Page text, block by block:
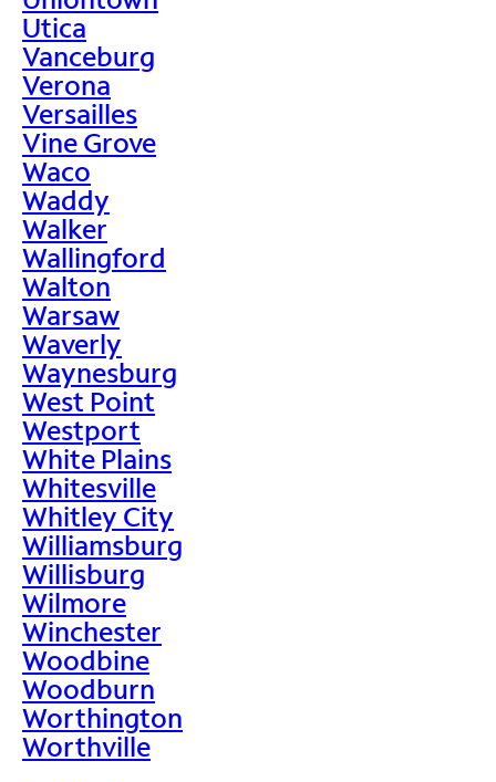
Utica
Vanceburg
Verona
Versailles
Vine Grove
Waco
Waddy
Walker
Wallingford
Walton
Warsaw
Waverly
Waynesburg
West Point
Westport
White Plains
Whitesville
Whitley City
Williamsburg
Willisburg
Wilmore
Winchester
Woodbine
Woodburn
Worthington
Worthville